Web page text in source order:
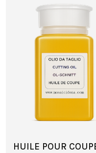
HUILE POUR